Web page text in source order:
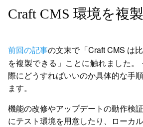
Craft CMS 環境を複
前回の記事の文末で「Craft CMS は
を複製できる」ことに触れました。
際にどうすればいいのか具体的な手
ます。
機能の改修やアップデートの動作検
にテスト環境を用意したり、ローカ